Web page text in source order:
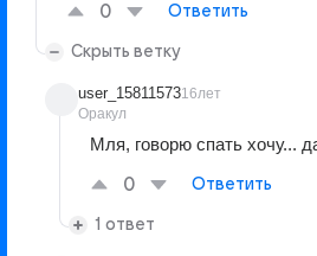
0 Ответить
Скрыть ветку
user_15811573
Оракул
16лет
Мля, говорю спать хочу...
0 Ответить
1 ответ